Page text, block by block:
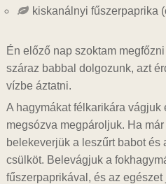
kiskanálnyi fűszerpaprika
Én előző nap szoktam
száraz babbal dolgozunk, azt
vízbe áztatni.
A hagymákat félkarikára vágjuk
megsózva megpároljuk. Ha
belekeverjük a leszűrt babot és
csülköt. Belevágjuk a
fűszerpaprikával, és az